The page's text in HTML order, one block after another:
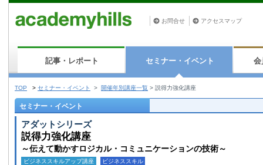
お問合せ アクセスマップ
記事・レポート セミナー・イベント 会
TOP > セミナー・イベント > 開催年別講座一覧 > 説得力強化講座
セミナー・イベント
アダットシリーズ
説得力強化講座
～伝えて動かすロジカル・コミュニケーションの技術～
ビジネススキルアップ講座 ビジネススキル